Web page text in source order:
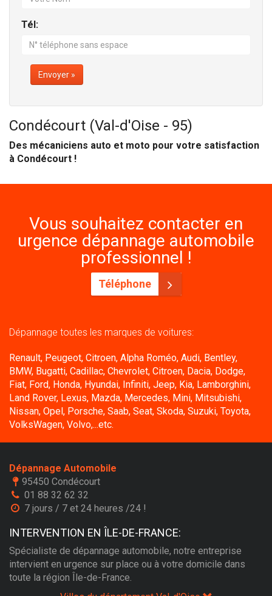
Tél:
Envoyer »
Condécourt (Val-d'Oise - 95)
Des mécaniciens auto et moto pour votre satisfaction
à Condécourt !
Vous souhaitez contacter en
urgence dépannage automobile
professionnel !
Téléphone
Dépannage toutes les marques de voitures:
Renault, Peugeot, Citroen, Alpha Roméo, Audi, Bentley,
BMW, Bugatti, Cadillac, Chevrolet, Citroen, Dacia, Dodge,
Fiat, Ford, Honda, Hyundai, Infiniti, Jeep, Kia, Lamborghini,
Land Rover, Lexus, Mazda, Mercedes, Mini, Mitsubishi,
Nissan, Opel, Porsche, Saab, Seat, Skoda, Suzuki, Toyota,
VolksWagen, Volvo,...etc.
Dépannage Automobile
95450 Condécourt
01 88 32 62 32
7 jours / 7 et 24 heures /24 !
INTERVENTION EN ÎLE-DE-FRANCE:
Spécialiste de dépannage automobile, notre entreprise
intervient en urgence sur place ou à votre domicile dans
toute la région Île-de-France.